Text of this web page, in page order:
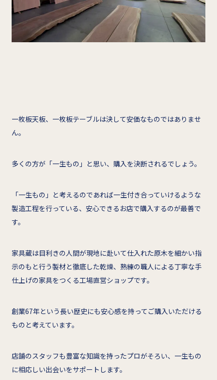
一枚板天板、一枚板テーブルは決して安価なものではありませ
ん。
多くの方が「一生もの」と思い、購入を決断されるでしょう。
「一生もの」と考えるのであれば一生付き合っていけるような
製造工程を行っている、安心できるお店で購入するのが最善で
す。
家具蔵は目利きの人間が現地に赴いて仕入れた原木を細かい指
示のもと行う製材と徹底した乾燥、熟練の職人による丁寧な手
仕上げの家具をつくる工場直営ショップです。
創業67年という長い歴史にも安心感を持ってご購入いただける
ものと考えています。
店舗のスタッフも豊富な知識を持ったプロがそろい、一生もの
に相応しい出会いをサポートします。